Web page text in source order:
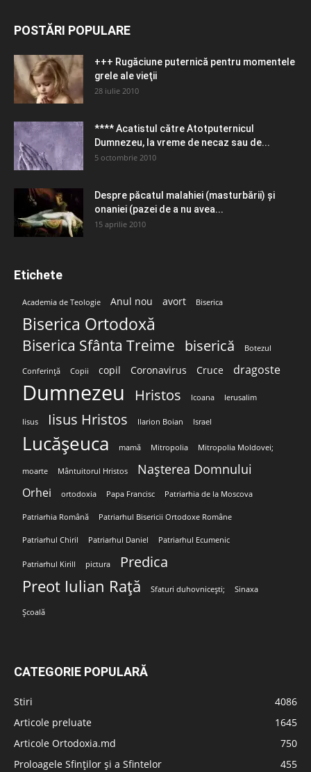
POSTĂRI POPULARE
+++ Rugăciune puternică pentru momentele
grele ale vieţii
28 iulie 2010
**** Acatistul către Atotputernicul
Dumnezeu, la vreme de necaz sau de...
5 octombrie 2010
Despre păcatul malahiei (masturbării) şi
onaniei (pazei de a nu avea...
15 aprilie 2010
Etichete
Academia de Teologie Anul nou avort Biserica
Biserica Ortodoxă
Biserica Sfânta Treime biserică Botezul
Conferință Copii copil Coronavirus Cruce dragoste
Dumnezeu Hristos Icoana Ierusalim
Iisus Iisus Hristos Ilarion Boian Israel
Lucășeuca mamă Mitropolia Mitropolia Moldovei;
moarte Mântuitorul Hristos Nașterea Domnului
Orhei ortodoxia Papa Francisc Patriarhia de la Moscova
Patriarhia Română Patriarhul Bisericii Ortodoxe Române
Patriarhul Chiril Patriarhul Daniel Patriarhul Ecumenic
Patriarhul Kirill pictura Predica
Preot Iulian Rață Sfaturi duhovnicești; Sinaxa
Școală
CATEGORIE POPULARĂ
Stiri
4086
Articole preluate
1645
Articole Ortodoxia.md
750
Proloagele Sfinților și a Sfintelor
455